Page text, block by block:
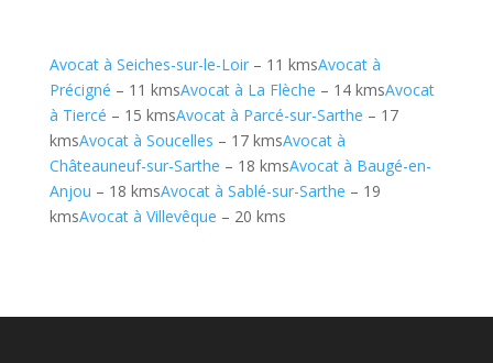
Avocat à Seiches-sur-le-Loir– 11 kmsAvocat à
Précigné – 11 kmsAvocat à La Flèche – 14 kmsAvocat
à Tiercé – 15 kmsAvocat à Parcé-sur-Sarthe – 17
kmsAvocat à Soucelles – 17 kmsAvocat à
Châteauneuf-sur-Sarthe – 18 kmsAvocat à Baugé-en-
Anjou – 18 kmsAvocat à Sablé-sur-Sarthe – 19
kmsAvocat à Villevêque – 20 kms